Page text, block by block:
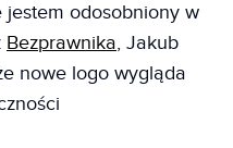
odosobniony w
Bezprawnika, Jakub
nowe logo wygląda